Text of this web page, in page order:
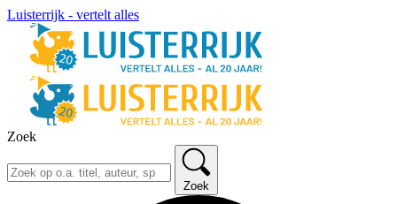
Luisterrijk - vertelt alles
Zoek
Zoek